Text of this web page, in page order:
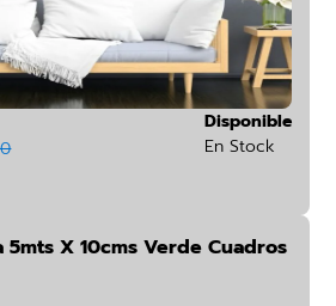
Disponible
En Stock
5mts X 10cms Verde Cuadros